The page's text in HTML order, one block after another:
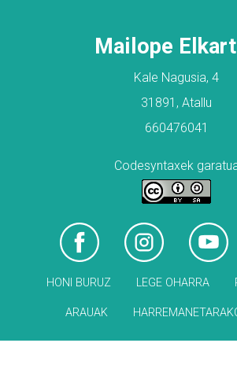
Mailope
Kale Nagusia, 4
31891, Atallu
660476041
Codesyntaxek
HONI BURUZ LEGE OHARRA
ARAUAK